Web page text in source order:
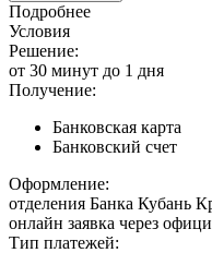
Подробнее
Условия
Решение:
от 30 минут до 1 дня
Получение:
Банковская карта
Банковский счет
Оформление:
отделения Банка Кубань
онлайн заявка через
Тип платежей: